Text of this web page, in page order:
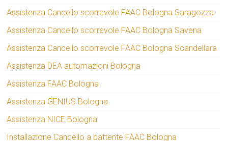
Assistenza Cancello scorrevole FAAC Bologna Saragozza
Assistenza Cancello scorrevole FAAC Bologna Savena
Assistenza Cancello scorrevole FAAC Bologna Scandellara
Assistenza DEA automazioni Bologna
Assistenza FAAC Bologna
Assistenza GENIUS Bologna
Assistenza NICE Bologna
Installazione Cancello a battente FAAC Bologna